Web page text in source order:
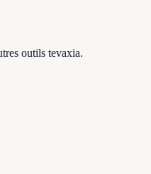
outils tevaxia.